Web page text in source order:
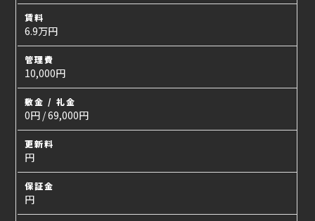
賃料
6.9万円
管理費
10,000円
敷金 / 礼金
0円 / 69,000円
更新料
円
保証金
円